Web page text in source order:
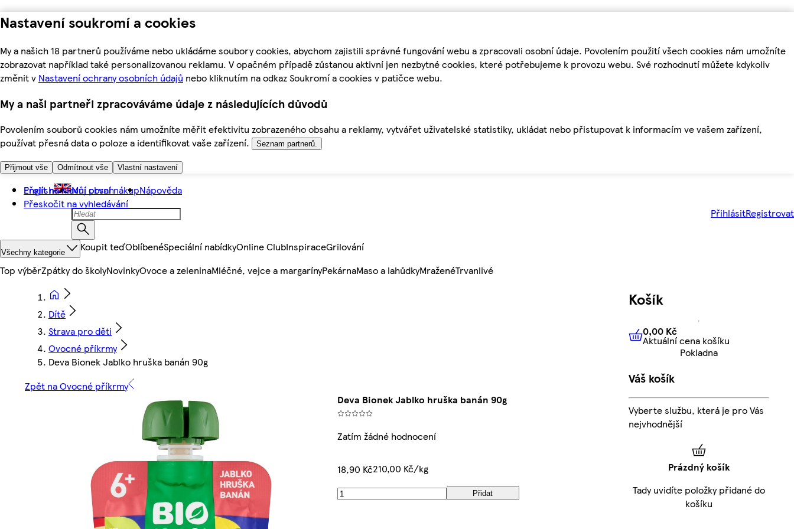
Nastavení soukromí a cookies
My a našich 18 partnerů používáme nebo ukládáme soubory cookies, abychom zajistili správné fungování webu a zpracovali osobní údaje. Povolením použití všech cookies nám umožníte
zobrazovat například také personalizovanou reklamu. V opačném případě zůstanou aktivní jen nezbytné cookies, které potřebujeme k provozu webu. Své rozhodnutí můžete kdykoliv
změnit v Nastavení ochrany osobních údajů nebo kliknutím na odkaz Soukromí a cookies v patičce webu.
My a naši partneři zpracováváme údaje z následujících důvodů
Povolením souborů cookies nám umožníte měřit efektivitu zobrazeného obsahu a reklamy, vytvářet uživatelské statistiky, ukládat nebo přistupovat k informacím ve vašem zařízení,
používat přesná data o poloze a identifikovat vaše zařízení.
Seznam partnerů.
Přijmout vše Odmítnout vše Vlastní nastavení
Přejít na hlavní obsah
Přeskočit na vyhledávání
English Můj první nákupNápověda
PřihlásitRegistrovat
Všechny kategorie Koupit teďOblíbenéSpeciální nabídkyOnline ClubInspiraceGrilování
Top výběrZpátky do školyNovinkyOvoce a zeleninaMléčné, vejce a margarínyPekárnaMaso a lahůdkyMraženéTrvanlivé
Dítě
Strava pro děti
Ovocné příkrmy
Deva Bionek Jablko hruška banán 90g
Zpět na Ovocné příkrmy
Deva Bionek Jablko hruška banán 90g
Zatím žádné hodnocení
18,90 Kč210,00 Kč/kg
Přidat
Košík
0,00 KčAktuální cena košíku
0,00 Kč
Aktuální cena košíku
Pokladna
Váš košík
Vyberte službu, která je pro Vás
nejvhodnější
Prázdný košík
Tady uvidíte položky přidané do
košíku